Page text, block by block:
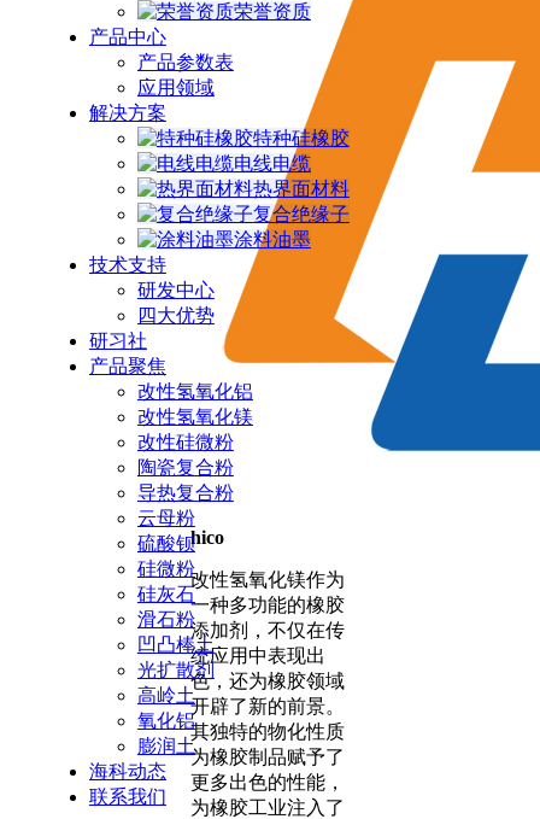
荣誉资质
产品中心
产品参数表
应用领域
解决方案
特种硅橡胶
电线电缆
热界面材料
复合绝缘子
涂料油墨
技术支持
研发中心
四大优势
研习社
产品聚焦
改性氢氧化铝
改性氢氧化镁
改性硅微粉
陶瓷复合粉
导热复合粉
云母粉
硫酸钡
硅微粉
硅灰石
滑石粉
凹凸棒土
光扩散剂
高岭土
氧化铝
膨润土
海科动态
联系我们
hico
改性氢氧化镁作为
一种多功能的橡胶
添加剂，不仅在传
统应用中表现出
色，还为橡胶领域
开辟了新的前景。
其独特的物化性质
为橡胶制品赋予了
更多出色的性能，
为橡胶工业注入了